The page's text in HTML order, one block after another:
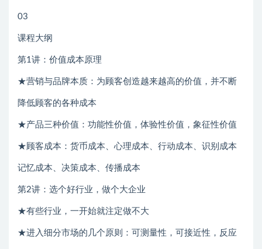
03
课程大纲
第1讲：价值成本原理
★营销与品牌本质：为顾客创造越来越高的价值，并不断
降低顾客的各种成本
★产品三种价值：功能性价值，体验性价值，象征性价值
★顾客成本：货币成本、心理成本、行动成本、识别成本
记忆成本、决策成本、传播成本
第2讲：选个好行业，做个大企业
★有些行业，一开始就注定做不大
★进入细分市场的几个原则：可测量性，可接近性，反应